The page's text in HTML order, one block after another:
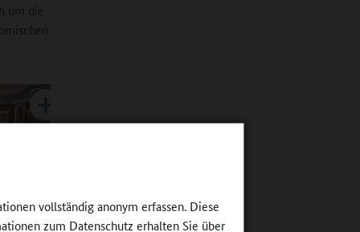
vollständig anonym erfassen. Diese
zum Datenschutz erhalten Sie über
um die